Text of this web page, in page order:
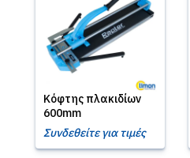
Κόφτης πλακιδίων
600mm
Συνδεθείτε για τιμές